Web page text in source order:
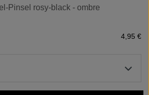
Pinsel rosy-black - ombre
4,95 €